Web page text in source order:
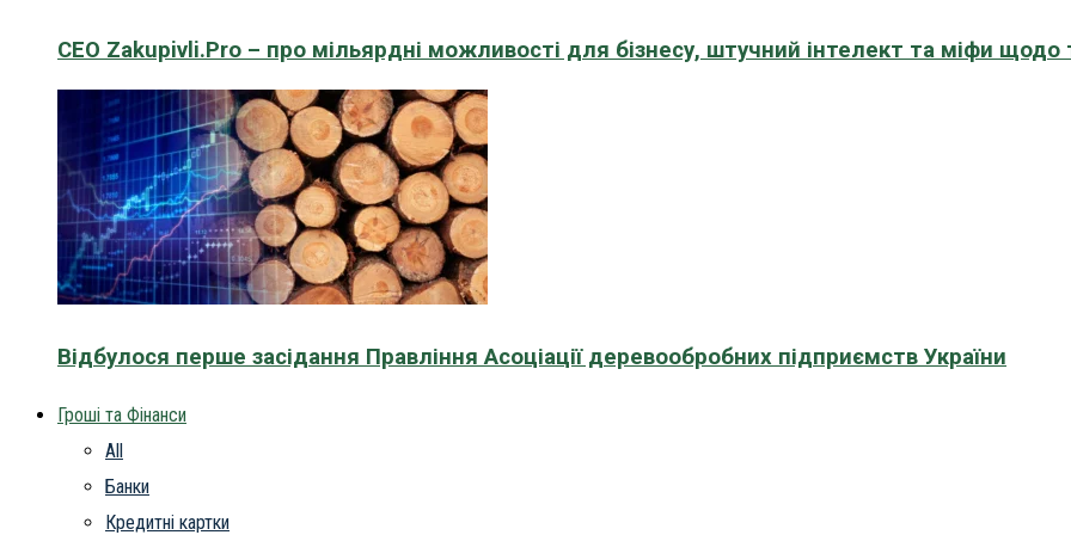
CEO Zakupivli.Pro – про мільярдні можливості для бізнесу, штучний інтелект та міфи щодо
Відбулося перше засідання Правління Асоціації деревообробних підприємств України
Гроші та Фінанси
All
Банки
Кредитні картки